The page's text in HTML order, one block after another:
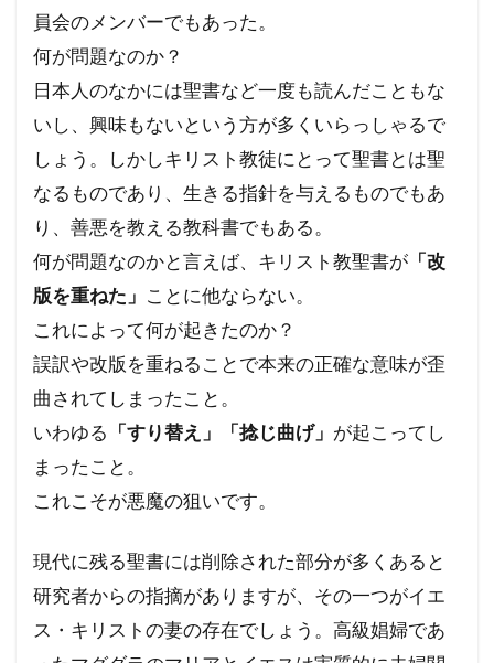
員会のメンバーでもあった。
何が問題なのか？
日本人のなかには聖書など一度も読んだこともな
いし、興味もないという方が多くいらっしゃるで
しょう。しかしキリスト教徒にとって聖書とは聖
なるものであり、生きる指針を与えるものでもあ
り、善悪を教える教科書でもある。
何が問題なのかと言えば、キリスト教聖書が 「改
版を重ねた」 ことに他ならない。
これによって何が起きたのか？
誤訳や改版を重ねることで本来の正確な意味が歪
曲されてしまったこと。
いわゆる 「すり替え」「捻じ曲げ」 が起こってし
まったこと。
これこそが悪魔の狙いです。
現代に残る聖書には削除された部分が多くあると
研究者からの指摘がありますが、その一つがイエ
ス・キリストの妻の存在でしょう。高級娼婦であ